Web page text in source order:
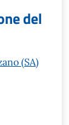
del
(SA)